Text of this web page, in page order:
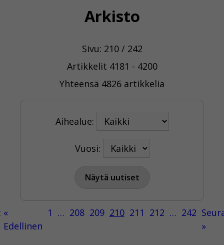
Arkisto
Sivu: 210 / 242
Artikkelit 4181 - 4200
Yhteensä 4826 artikkelia
Aihealue:
Vuosi:
«
Edellinen
1 … 208 209 210 211 212 … 242
»